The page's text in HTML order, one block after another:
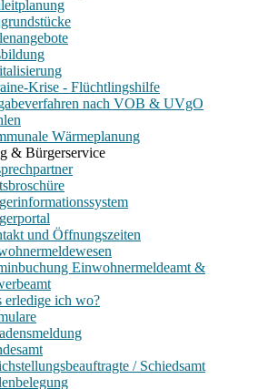
Krise - Flüchtlingshilfe
nach VOB & UVgO
Wärmeplanung
& Bürgerservice
und Öffnungszeiten
Einwohnermeldeamt &
erledige ich wo?
/ Schiedsamt